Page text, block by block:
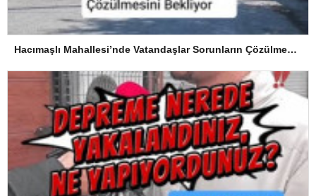
Hacımaşlı Mahallesi’nde Vatandaşlar Sorunların Çözülmesini Bekliyor